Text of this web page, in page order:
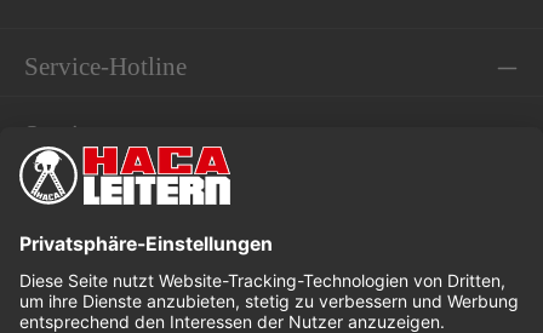
Service-Hotline
Service
Informationen